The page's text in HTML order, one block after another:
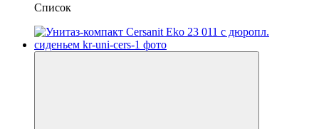
Список